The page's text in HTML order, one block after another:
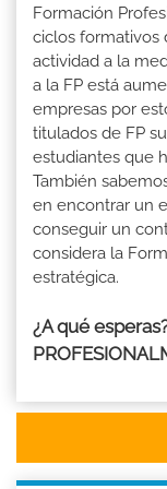
Formación
ciclos formativos
actividad a la
a la FP está
empresas por
titulados de FP
estudiantes que
También
en encontrar un
conseguir un
considera la
estratégica.
¿A qué